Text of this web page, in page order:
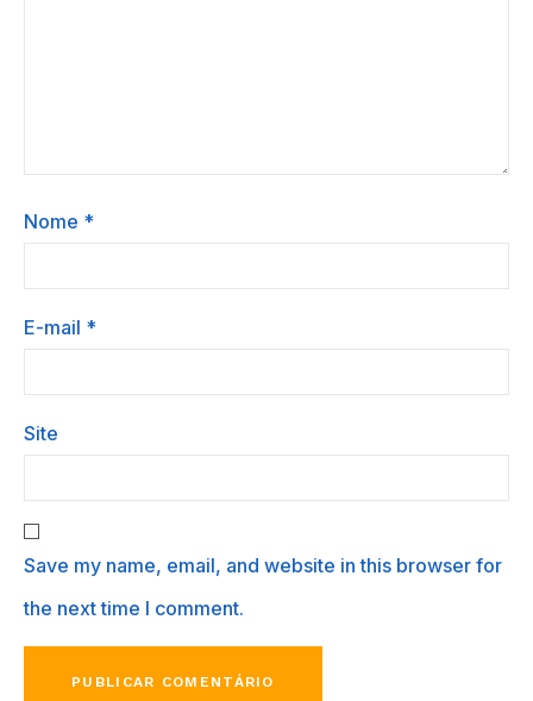
Nome *
E-mail *
Site
Save my name, email, and website in this browser for
the next time I comment.